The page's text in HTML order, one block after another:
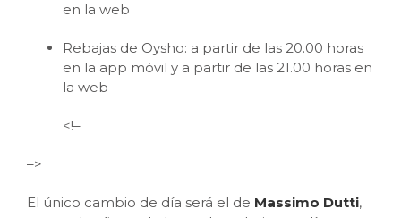
en la web
Rebajas de Oysho: a partir de las 20.00 horas
en la app móvil y a partir de las 21.00 horas en
la web
<!–
–>
El único cambio de día será el de Massimo Dutti,